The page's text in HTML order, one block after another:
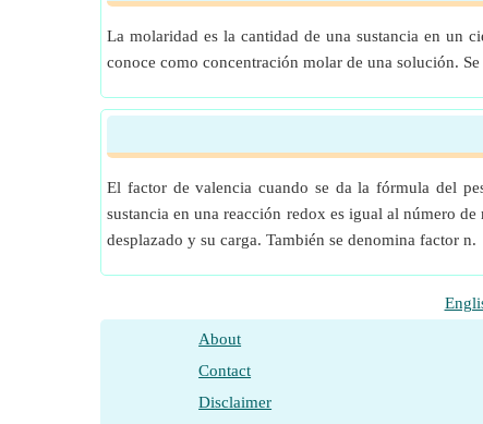
La molaridad es la cantidad de una sustancia en un
conoce como concentración molar de una solución.
El factor de valencia cuando se da la fórmula del
sustancia en una reacción redox es igual al número
desplazado y su carga. También se denomina factor n.
About
Contact
Disclaimer